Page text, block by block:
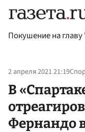
Покушение на
2 апреля 2021 21:19
В
Фернандо